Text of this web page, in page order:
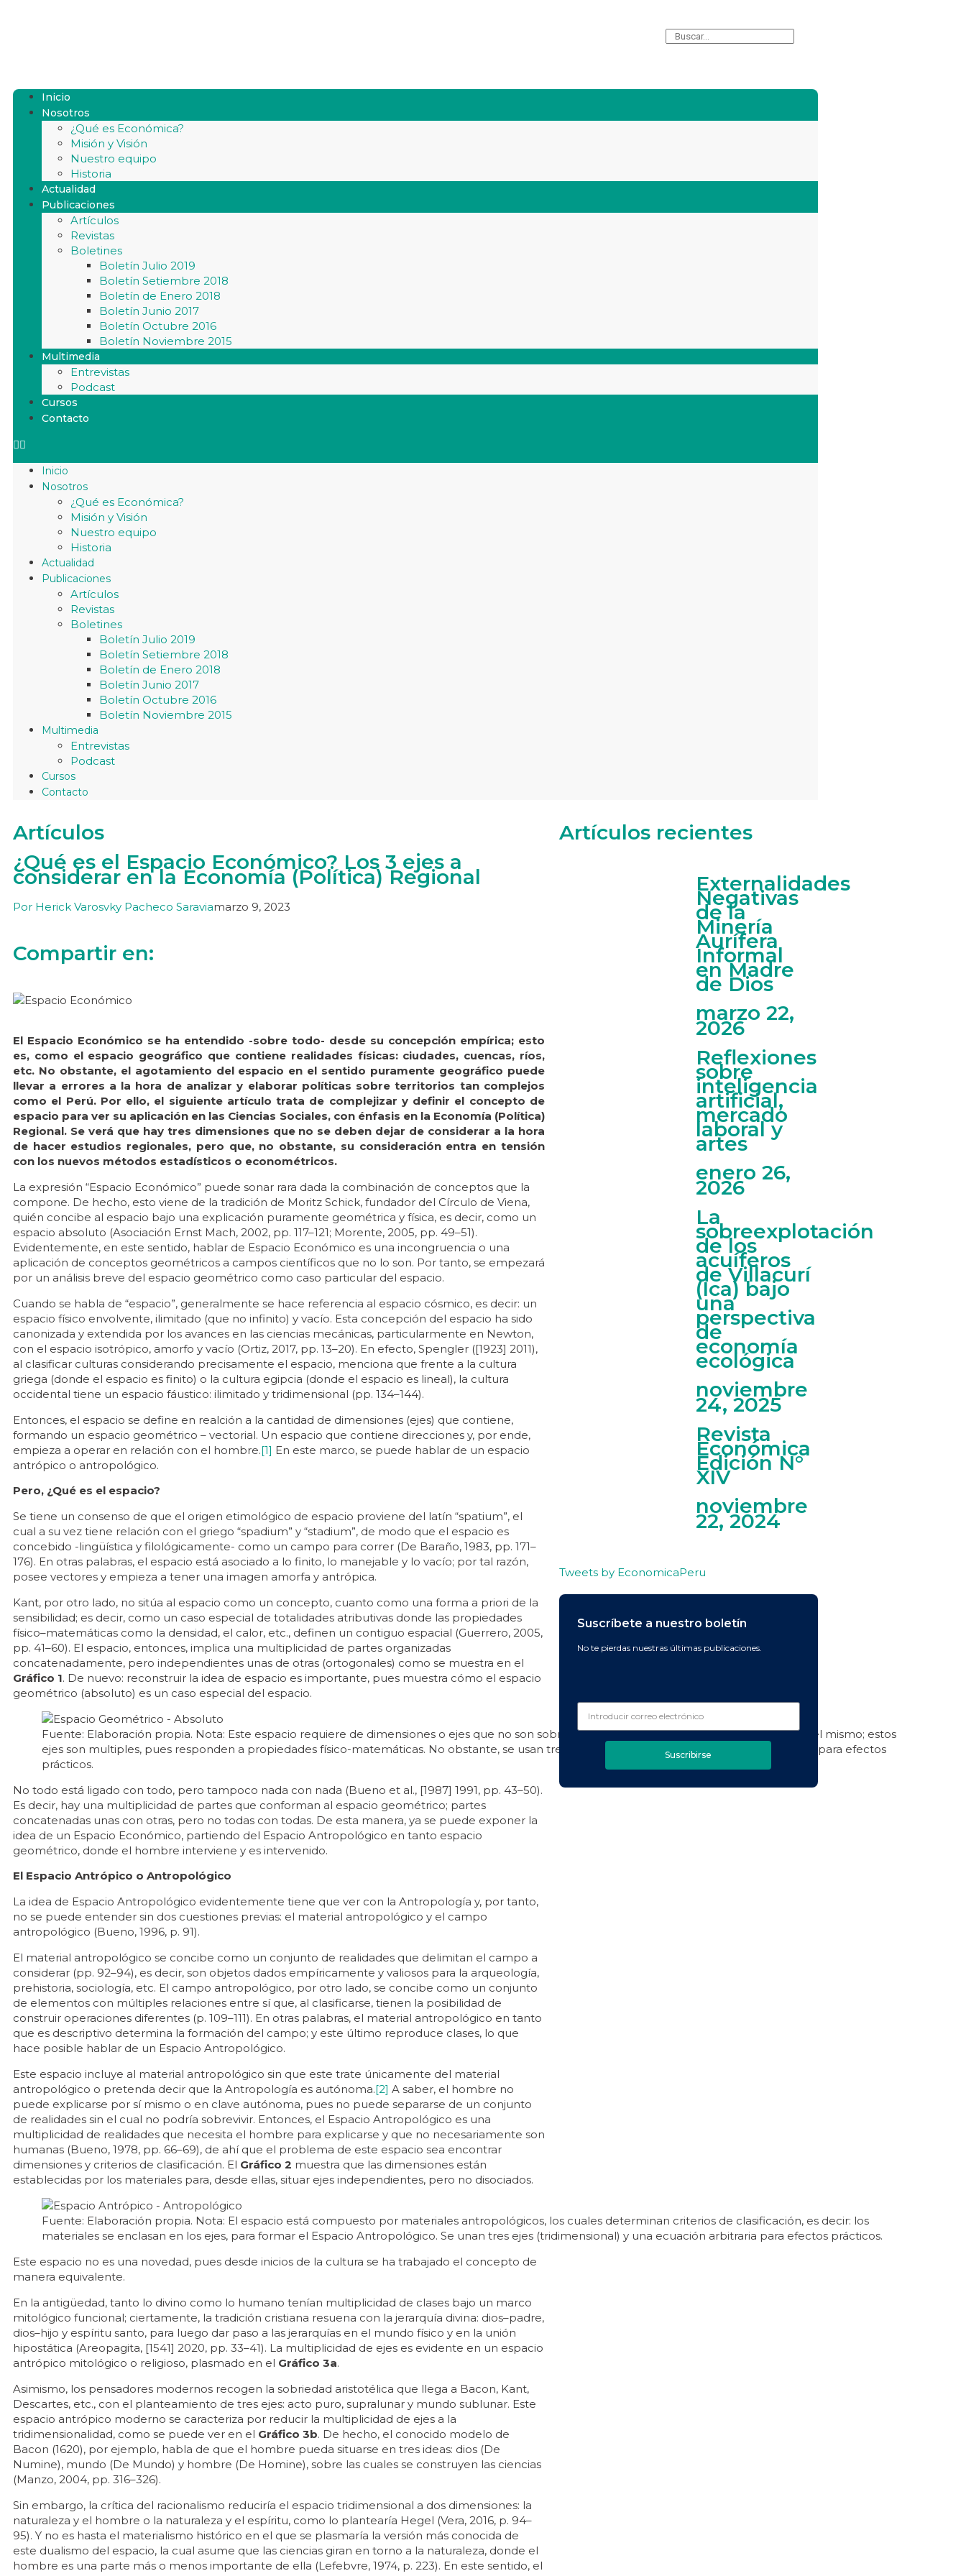
Inicio
Nosotros
¿Qué es Económica?
Misión y Visión
Nuestro equipo
Historia
Actualidad
Publicaciones
Artículos
Revistas
Boletines
Boletín Julio 2019
Boletín Setiembre 2018
Boletín de Enero 2018
Boletín Junio 2017
Boletín Octubre 2016
Boletín Noviembre 2015
Multimedia
Entrevistas
Podcast
Cursos
Contacto
Inicio
Nosotros
¿Qué es Económica?
Misión y Visión
Nuestro equipo
Historia
Actualidad
Publicaciones
Artículos
Revistas
Boletines
Boletín Julio 2019
Boletín Setiembre 2018
Boletín de Enero 2018
Boletín Junio 2017
Boletín Octubre 2016
Boletín Noviembre 2015
Multimedia
Entrevistas
Podcast
Cursos
Contacto
Artículos
¿Qué es el Espacio Económico? Los 3 ejes a
considerar en la Economía (Política) Regional
Por Herick Varosvky Pacheco Saraviamarzo 9, 2023
Compartir en:
El Espacio Económico se ha entendido -sobre todo- desde su concepción empírica; esto
es, como el espacio geográfico que contiene realidades físicas: ciudades, cuencas, ríos,
etc. No obstante, el agotamiento del espacio en el sentido puramente geográfico puede
llevar a errores a la hora de analizar y elaborar políticas sobre territorios tan complejos
como el Perú. Por ello, el siguiente artículo trata de complejizar y definir el concepto de
espacio para ver su aplicación en las Ciencias Sociales, con énfasis en la Economía (Política)
Regional. Se verá que hay tres dimensiones que no se deben dejar de considerar a la hora
de hacer estudios regionales, pero que, no obstante, su consideración entra en tensión
con los nuevos métodos estadísticos o econométricos.
La expresión “Espacio Económico” puede sonar rara dada la combinación de conceptos que la
compone. De hecho, esto viene de la tradición de Moritz Schick, fundador del Círculo de Viena,
quién concibe al espacio bajo una explicación puramente geométrica y física, es decir, como un
espacio absoluto (Asociación Ernst Mach, 2002, pp. 117–121; Morente, 2005, pp. 49–51).
Evidentemente, en este sentido, hablar de Espacio Económico es una incongruencia o una
aplicación de conceptos geométricos a campos científicos que no lo son. Por tanto, se empezará
por un análisis breve del espacio geométrico como caso particular del espacio.
Cuando se habla de “espacio”, generalmente se hace referencia al espacio cósmico, es decir: un
espacio físico envolvente, ilimitado (que no infinito) y vacío. Esta concepción del espacio ha sido
canonizada y extendida por los avances en las ciencias mecánicas, particularmente en Newton,
con el espacio isotrópico, amorfo y vacío (Ortiz, 2017, pp. 13–20). En efecto, Spengler ([1923] 2011),
al clasificar culturas considerando precisamente el espacio, menciona que frente a la cultura
griega (donde el espacio es finito) o la cultura egipcia (donde el espacio es lineal), la cultura
occidental tiene un espacio fáustico: ilimitado y tridimensional (pp. 134–144).
Entonces, el espacio se define en realción a la cantidad de dimensiones (ejes) que contiene,
formando un espacio geométrico – vectorial. Un espacio que contiene direcciones y, por ende,
empieza a operar en relación con el hombre.[1] En este marco, se puede hablar de un espacio
antrópico o antropológico.
Pero, ¿Qué es el espacio?
Se tiene un consenso de que el origen etimológico de espacio proviene del latín “spatium”, el
cual a su vez tiene relación con el griego “spadium” y “stadium”, de modo que el espacio es
concebido -lingüística y filológicamente- como un campo para correr (De Baraño, 1983, pp. 171–
176). En otras palabras, el espacio está asociado a lo finito, lo manejable y lo vacío; por tal razón,
posee vectores y empieza a tener una imagen amorfa y antrópica.
Kant, por otro lado, no sitúa al espacio como un concepto, cuanto como una forma a priori de la
sensibilidad; es decir, como un caso especial de totalidades atributivas donde las propiedades
físico–matemáticas como la densidad, el calor, etc., definen un contiguo espacial (Guerrero, 2005,
pp. 41–60). El espacio, entonces, implica una multiplicidad de partes organizadas
concatenadamente, pero independientes unas de otras (ortogonales) como se muestra en el
Gráfico 1. De nuevo: reconstruir la idea de espacio es importante, pues muestra cómo el espacio
geométrico (absoluto) es un caso especial del espacio.
Fuente: Elaboración propia. Nota: Este espacio requiere de dimensiones o ejes que no son sobreañadidos al espacio, sino que forman parte del mismo; estos
ejes son multiples, pues responden a propiedades físico-matemáticas. No obstante, se usan tres ejes (tridimensional) y una ecuación arbitraria para efectos
prácticos.
No todo está ligado con todo, pero tampoco nada con nada (Bueno et al., [1987] 1991, pp. 43–50).
Es decir, hay una multiplicidad de partes que conforman al espacio geométrico; partes
concatenadas unas con otras, pero no todas con todas. De esta manera, ya se puede exponer la
idea de un Espacio Económico, partiendo del Espacio Antropológico en tanto espacio
geométrico, donde el hombre interviene y es intervenido.
El Espacio Antrópico o Antropológico
La idea de Espacio Antropológico evidentemente tiene que ver con la Antropología y, por tanto,
no se puede entender sin dos cuestiones previas: el material antropológico y el campo
antropológico (Bueno, 1996, p. 91).
El material antropológico se concibe como un conjunto de realidades que delimitan el campo a
considerar (pp. 92–94), es decir, son objetos dados empíricamente y valiosos para la arqueología,
prehistoria, sociología, etc. El campo antropológico, por otro lado, se concibe como un conjunto
de elementos con múltiples relaciones entre sí que, al clasificarse, tienen la posibilidad de
construir operaciones diferentes (p. 109–111). En otras palabras, el material antropológico en tanto
que es descriptivo determina la formación del campo; y este último reproduce clases, lo que
hace posible hablar de un Espacio Antropológico.
Este espacio incluye al material antropológico sin que este trate únicamente del material
antropológico o pretenda decir que la Antropología es autónoma.[2] A saber, el hombre no
puede explicarse por sí mismo o en clave autónoma, pues no puede separarse de un conjunto
de realidades sin el cual no podría sobrevivir. Entonces, el Espacio Antropológico es una
multiplicidad de realidades que necesita el hombre para explicarse y que no necesariamente son
humanas (Bueno, 1978, pp. 66–69), de ahí que el problema de este espacio sea encontrar
dimensiones y criterios de clasificación. El Gráfico 2 muestra que las dimensiones están
establecidas por los materiales para, desde ellas, situar ejes independientes, pero no disociados.
Fuente: Elaboración propia. Nota: El espacio está compuesto por materiales antropológicos, los cuales determinan criterios de clasificación, es decir: los
materiales se enclasan en los ejes, para formar el Espacio Antropológico. Se unan tres ejes (tridimensional) y una ecuación arbitraria para efectos prácticos.
Este espacio no es una novedad, pues desde inicios de la cultura se ha trabajado el concepto de
manera equivalente.
En la antigüedad, tanto lo divino como lo humano tenían multiplicidad de clases bajo un marco
mitológico funcional; ciertamente, la tradición cristiana resuena con la jerarquía divina: dios–padre,
dios–hijo y espíritu santo, para luego dar paso a las jerarquías en el mundo físico y en la unión
hipostática (Areopagita, [1541] 2020, pp. 33–41). La multiplicidad de ejes es evidente en un espacio
antrópico mitológico o religioso, plasmado en el Gráfico 3a.
Asimismo, los pensadores modernos recogen la sobriedad aristotélica que llega a Bacon, Kant,
Descartes, etc., con el planteamiento de tres ejes: acto puro, supralunar y mundo sublunar. Este
espacio antrópico moderno se caracteriza por reducir la multiplicidad de ejes a la
tridimensionalidad, como se puede ver en el Gráfico 3b. De hecho, el conocido modelo de
Bacon (1620), por ejemplo, habla de que el hombre pueda situarse en tres ideas: dios (De
Numine), mundo (De Mundo) y hombre (De Homine), sobre las cuales se construyen las ciencias
(Manzo, 2004, pp. 316–326).
Sin embargo, la crítica del racionalismo reduciría el espacio tridimensional a dos dimensiones: la
naturaleza y el hombre o la naturaleza y el espíritu, como lo plantearía Hegel (Vera, 2016, p. 94–
95). Y no es hasta el materialismo histórico en el que se plasmaría la versión más conocida de
este dualismo del espacio, la cual asume que las ciencias giran en torno a la naturaleza, donde el
hombre es una parte más o menos importante de ella (Lefebvre, 1974, p. 223). En este sentido, el
Artículos recientes
Externalidades
Negativas
de la
Minería
Aurífera
Informal
en Madre
de Dios
marzo 22,
2026
Reflexiones
sobre
inteligencia
artificial,
mercado
laboral y
artes
enero 26,
2026
La
sobreexplotación
de los
acuíferos
de Villacurí
(Ica) bajo
una
perspectiva
de
economía
ecológica
noviembre
24, 2025
Revista
Económica
Edición N°
XIV
noviembre
22, 2024
Tweets by EconomicaPeru
Suscríbete a nuestro boletín
No te pierdas nuestras últimas publicaciones.
Suscribirse